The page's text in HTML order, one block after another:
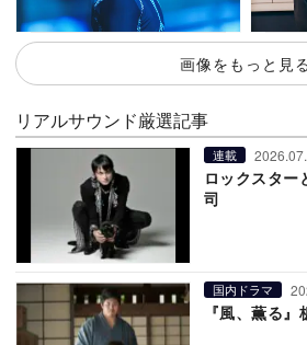
画像をもっと見る
リアルサウンド厳選記事
連載
ロックスター
司
国内ドラマ
『風、薫る